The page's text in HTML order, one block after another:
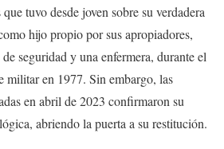
tuvo desde joven sobre su verdadera
hijo propio por sus apropiadores,
seguridad y una enfermera, durante el
militar en 1977. Sin embargo, las
en abril de 2023 confirmaron su
abriendo la puerta a su restitución.